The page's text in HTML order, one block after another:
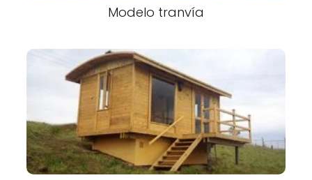
Modelo tranvía